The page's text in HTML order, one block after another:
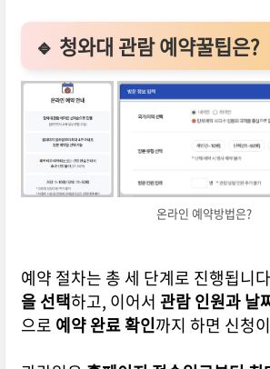
🔹 청와대 관람 예약꿀팁은?
온라인 예약방법은?
예약 절차는 총 세 단계로 진행됩니
을 선택하고, 이어서 관람 인원과 날
으로 예약 완료 확인까지 하면 신청